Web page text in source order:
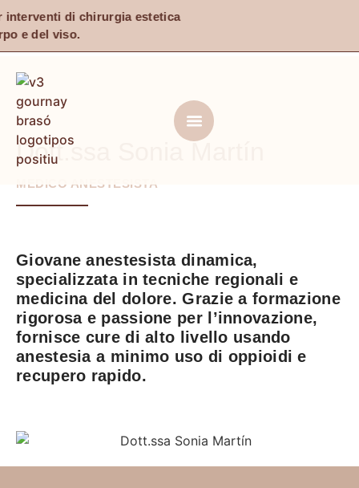
interventi di chirurgia estetica
e del viso.
Dott.ssa Sonia Martín
MEDICO ANESTESISTA
Giovane anestesista dinamica,
specializzata in tecniche regionali e
medicina del dolore. Grazie a formazione
rigorosa e passione per l’innovazione,
fornisce cure di alto livello usando
anestesia a minimo uso di oppioidi e
recupero rapido.